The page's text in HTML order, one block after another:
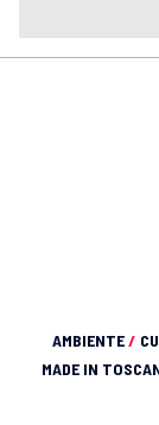
AMBIENTE/
MADE IN